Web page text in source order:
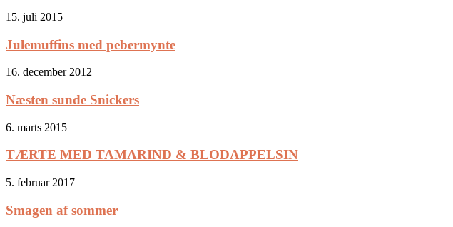
15. juli 2015
Julemuffins med pebermynte
16. december 2012
Næsten sunde Snickers
6. marts 2015
TÆRTE MED TAMARIND & BLODAPPELSIN
5. februar 2017
Smagen af sommer